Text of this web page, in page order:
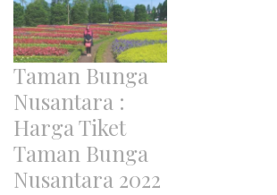
Taman Bunga
Nusantara :
Harga Tiket
Taman Bunga
Nusantara 2022